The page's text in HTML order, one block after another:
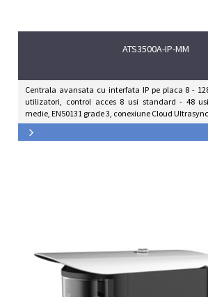
ATS3500A-IP-MM
Centrala avansata cu interfata IP pe placa 8 -
utilizatori, control acces 8 usi standard - 48
medie, EN50131 grade 3, conexiune Cloud Ultrasync